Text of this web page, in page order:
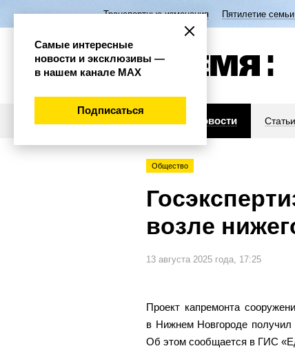
Транспортные изменения Пятилетие
Новости Статьи
Общество
возле
13 августа 2025 года, 17:25
Проект капремонта
в Нижнем Новгороде получил
Об этом сообщается в ГИС
Самые интересные
новости и эксклюзивы —
в нашем канале МАХ
Подписаться